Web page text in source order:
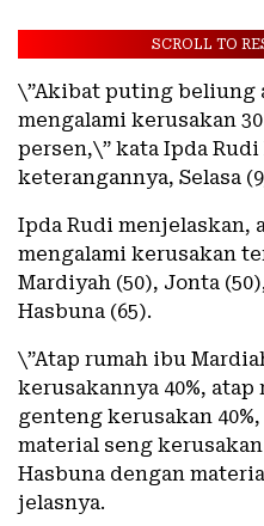
SCROLL TO
\”Akibat puting beliung
mengalami kerusakan
persen,\” kata Ipda
keterangannya, Selasa
Ipda Rudi menjelaskan,
mengalami kerusakan
Mardiyah (50), Jonta
Hasbuna (65).
\”Atap rumah ibu
kerusakannya 40%,
genteng kerusakan
material seng kerusakan
Hasbuna dengan
jelasnya.